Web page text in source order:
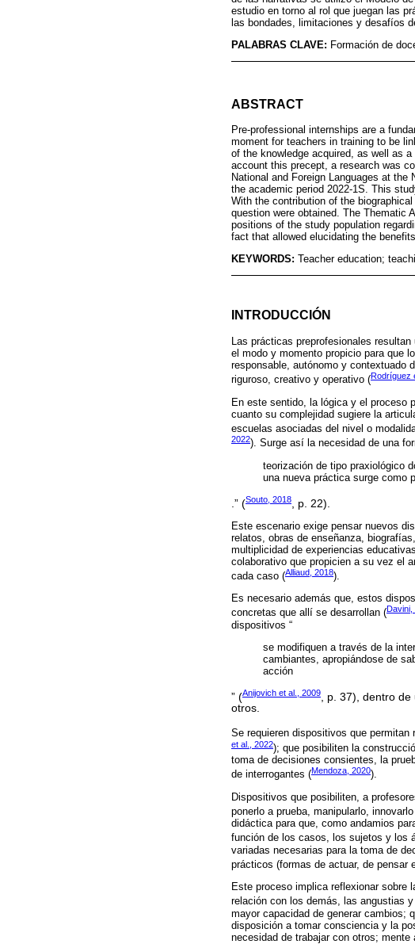
estudio en torno al rol que juegan las
las bondades, limitaciones y desafíos
PALABRAS CLAVE: Formación de
ABSTRACT
Pre-professional internships are a
moment for teachers in training to be
of the knowledge acquired, as well as
account this precept, a research was
National and Foreign Languages at
the academic period 2022-1S. This
With the contribution of the
question were obtained. The Thematic
positions of the study population
fact that allowed elucidating the
KEYWORDS: Teacher education;
INTRODUCCIÓN
Las prácticas preprofesionales
el modo y momento propicio para que
responsable, autónomo y contextuado
riguroso, creativo y operativo (Rodríguez
En este sentido, la lógica y el proceso
cuanto su complejidad sugiere la
escuelas asociadas del nivel o
2022). Surge así la necesidad de una
teorización de tipo praxiológico
una nueva práctica surge como
.” (Souto, 2018
, p. 22).
Este escenario exige pensar nuevos
relatos, obras de enseñanza,
multiplicidad de experiencias
colaborativo que propicien a su vez el
cada caso (Alliaud, 2018).
Es necesario además que, estos
concretas que allí se desarrollan (Davini,
dispositivos “
se modifiquen a través de la
cambiantes, apropiándose de
acción
” (Anijovich et al., 2009
, p. 37), dentro
otros.
Se requieren dispositivos que
et al., 2022); que posibiliten la
toma de decisiones consientes, la
de interrogantes (Mendoza, 2020).
Dispositivos que posibiliten, a
ponerlo a prueba, manipularlo,
didáctica para que, como andamios
función de los casos, los sujetos y los
variadas necesarias para la toma de
prácticos (formas de actuar, de pensar
Este proceso implica reflexionar sobre
relación con los demás, las angustias
mayor capacidad de generar cambios;
disposición a tomar consciencia y la
necesidad de trabajar con otros;